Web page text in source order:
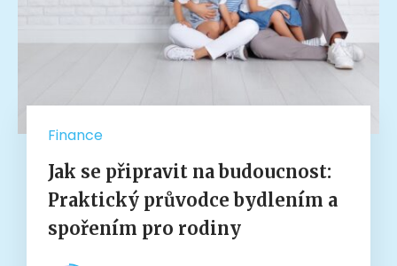
Finance
Jak se připravit na budoucnost:
Praktický průvodce bydlením a
spořením pro rodiny